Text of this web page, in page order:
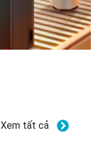
Xem tất cả